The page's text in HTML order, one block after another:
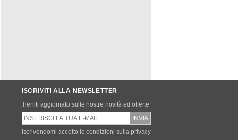
ISCRIVITI ALLA NEWSLETTER
Tieniti aggiornato sulle nostre novità ed offerte
Iscrivendomi accetto le condizioni sulla privacy